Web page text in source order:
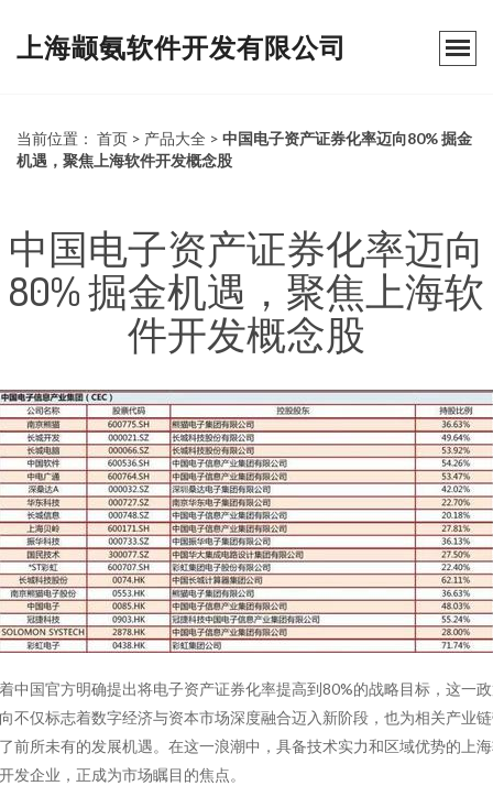
上海颛氨软件开发有限公司
当前位置： 首页 > 产品大全 > 中国电子资产证券化率迈向80% 掘金
机遇，聚焦上海软件开发概念股
中国电子资产证券化率迈向
80% 掘金机遇，聚焦上海软
件开发概念股
中国官方明确提出将电子资产证券化率提高到80%的战略目标，这一
不仅标志着数字经济与资本市场深度融合迈入新阶段，也为相关产业
前所未有的发展机遇。在这一浪潮中，具备技术实力和区域优势的上
发企业，正成为市场瞩目的焦点。